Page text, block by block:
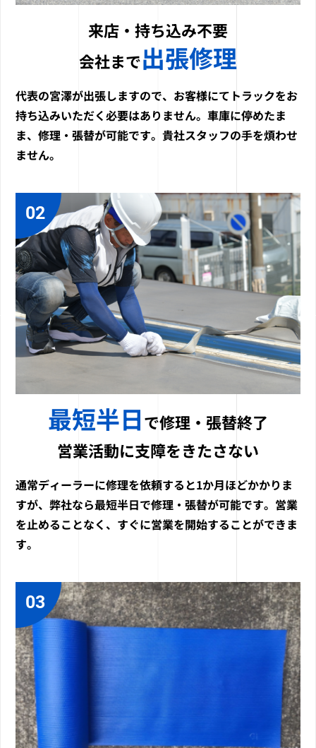
来店・持ち込み不要
会社まで出張修理
代表の宮澤が出張しますので、お客様にてトラックをお
持ち込みいただく必要はありません。車庫に停めたま
ま、修理・張替が可能です。貴社スタッフの手を煩わせ
ません。
02
最短半日で修理・張替終了
営業活動に支障をきたさない
通常ディーラーに修理を依頼すると1か月ほどかかりま
すが、弊社なら最短半日で修理・張替が可能です。営業
を止めることなく、すぐに営業を開始することができま
す。
03